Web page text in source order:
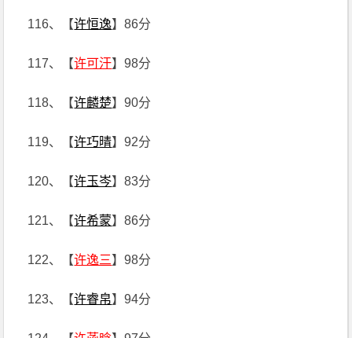
116、【许恒逸】86分
117、【许可汗】98分
118、【许麟楚】90分
119、【许巧晴】92分
120、【许玉岑】83分
121、【许希蒙】86分
122、【许逸三】98分
123、【许睿帛】94分